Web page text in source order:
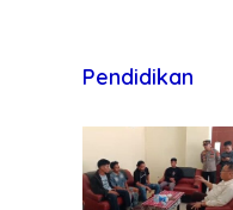
Pendidikan